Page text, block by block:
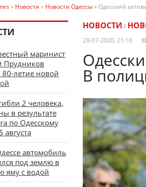
» Новости » Новости Одессы» Одесский
маринист
Прудников
80-летие новой
2 человека,
в результате
по Одесскому
августа
автомобиль
под землю в
яму с водой
НОВОСТИ /
28-07-2020, 21:18
В